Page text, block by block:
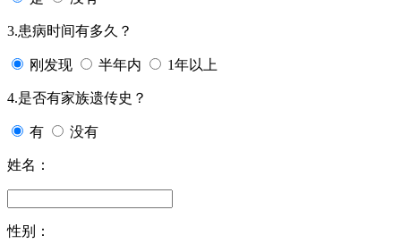
3.患病时间有多久？
刚发现 半年内 1年以上
4.是否有家族遗传史？
有 没有
姓名：
性别：